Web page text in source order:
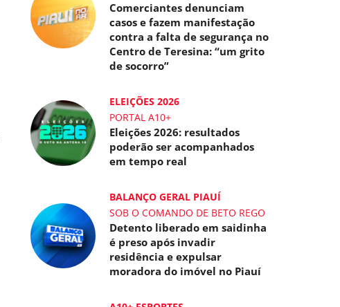
Comerciantes denunciam
casos e fazem manifestação
contra a falta de segurança no
Centro de Teresina: “um grito
de socorro”
ELEIÇÕES 2026
PORTAL A10+
Eleições 2026: resultados
poderão ser acompanhados
em tempo real
BALANÇO GERAL PIAUÍ
SOB O COMANDO DE BETO REGO
Detento liberado em saidinha
é preso após invadir
residência e expulsar
moradora do imóvel no Piauí